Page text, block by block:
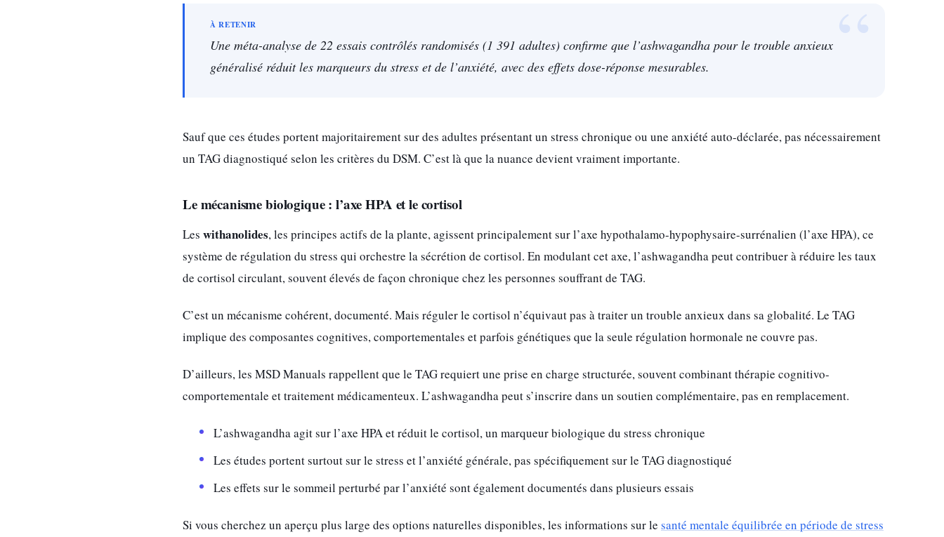
Une méta-analyse de 22 essais contrôlés randomisés (1 391 adultes) confirme que l’ashwagandha pour le trouble anxieux
généralisé réduit les marqueurs du stress et de l’anxiété, avec des effets dose-réponse mesurables.
Sauf que ces études portent majoritairement sur des adultes présentant un stress chronique ou une anxiété auto-déclarée, pas nécessairement
un TAG diagnostiqué selon les critères du DSM. C’est là que la nuance devient vraiment importante.
Le mécanisme biologique : l’axe HPA et le cortisol
Les withanolides, les principes actifs de la plante, agissent principalement sur l’axe hypothalamo-hypophysaire-surrénalien (l’axe HPA), ce
système de régulation du stress qui orchestre la sécrétion de cortisol. En modulant cet axe, l’ashwagandha peut contribuer à réduire les taux
de cortisol circulant, souvent élevés de façon chronique chez les personnes souffrant de TAG.
C’est un mécanisme cohérent, documenté. Mais réguler le cortisol n’équivaut pas à traiter un trouble anxieux dans sa globalité. Le TAG
implique des composantes cognitives, comportementales et parfois génétiques que la seule régulation hormonale ne couvre pas.
D’ailleurs, les MSD Manuals rappellent que le TAG requiert une prise en charge structurée, souvent combinant thérapie cognitivo-
comportementale et traitement médicamenteux. L’ashwagandha peut s’inscrire dans un soutien complémentaire, pas en remplacement.
L’ashwagandha agit sur l’axe HPA et réduit le cortisol, un marqueur biologique du stress chronique
Les études portent surtout sur le stress et l’anxiété générale, pas spécifiquement sur le TAG diagnostiqué
Les effets sur le sommeil perturbé par l’anxiété sont également documentés dans plusieurs essais
Si vous cherchez un aperçu plus large des options naturelles disponibles, les informations sur le santé mentale équilibrée en période de stress